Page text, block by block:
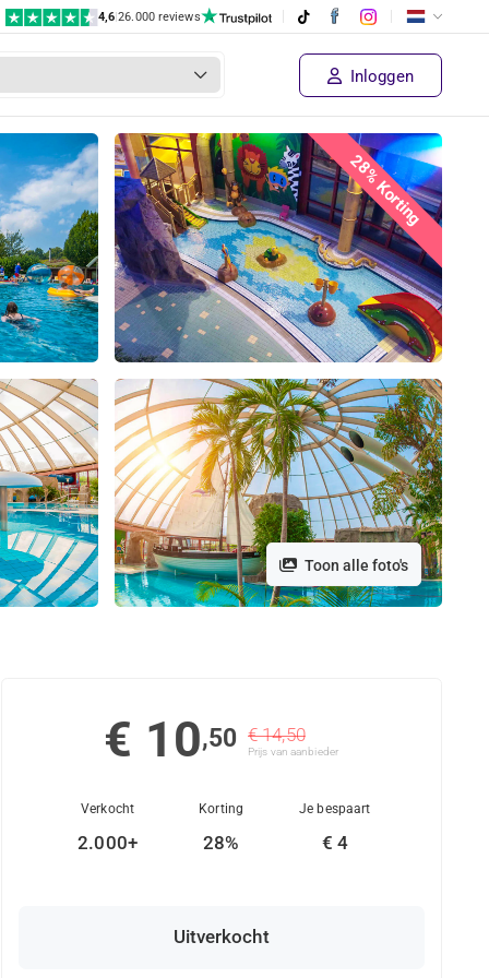
4,6|26.000 reviews
Inloggen
28% Korting
Toon alle foto's
€ 10,50 € 14,50
Prijs van aanbieder
Verkocht
2.000+
Korting
28%
Je bespaart
€ 4
Uitverkocht